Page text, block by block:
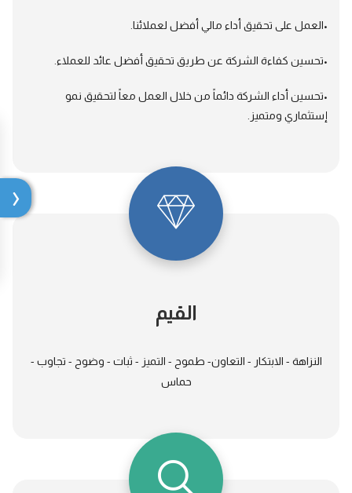
•العمل على تحقيق أداء مالي أفضل لعملائنا.
•تحسين كفاءة الشركة عن طريق تحقيق أفضل عائد للعملاء.
•تحسين أداء الشركة دائماً من خلال العمل معاً لتحقيق نمو
إستثماري ومتميز.
القيم
النزاهة - الابتكار - التعاون- طموح - التميز - ثبات - وضوح - تجاوب -
حماس